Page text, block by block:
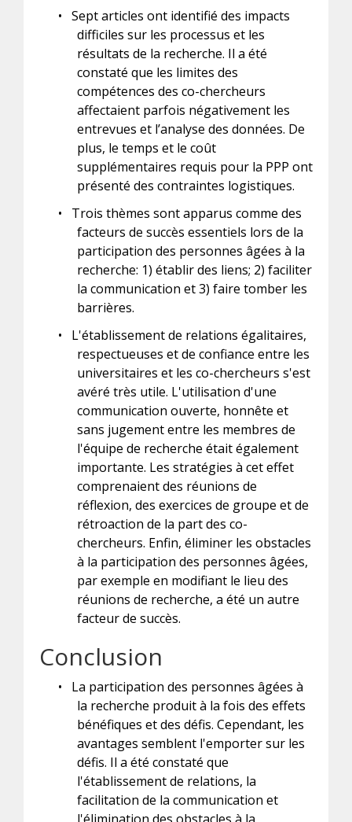
• Sept articles ont identifié des impacts
difficiles sur les processus et les
résultats de la recherche. Il a été
constaté que les limites des
compétences des co-chercheurs
affectaient parfois négativement les
entrevues et l’analyse des données. De
plus, le temps et le coût
supplémentaires requis pour la PPP ont
présenté des contraintes logistiques.
•
Trois thèmes sont apparus comme des
facteurs de succès essentiels lors de la
participation des personnes âgées à la
recherche: 1) établir des liens; 2) faciliter
la communication et 3) faire tomber les
barrières.
•
L'établissement de relations égalitaires,
respectueuses et de confiance entre les
universitaires et les co-chercheurs s'est
avéré très utile. L'utilisation d'une
communication ouverte, honnête et
sans jugement entre les membres de
l'équipe de recherche était également
importante. Les stratégies à cet effet
comprenaient des réunions de
réflexion, des exercices de groupe et de
rétroaction de la part des co-
chercheurs. Enfin, éliminer les obstacles
à la participation des personnes âgées,
par exemple en modifiant le lieu des
réunions de recherche, a été un autre
facteur de succès.
Conclusion
•
La participation des personnes âgées à
la recherche produit à la fois des effets
bénéfiques et des défis. Cependant, les
avantages semblent l'emporter sur les
défis. Il a été constaté que
l'établissement de relations, la
facilitation de la communication et